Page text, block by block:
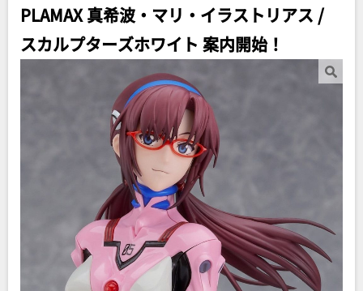
PLAMAX 真希波・マリ・イラストリアス /
スカルプターズホワイト 案内開始！